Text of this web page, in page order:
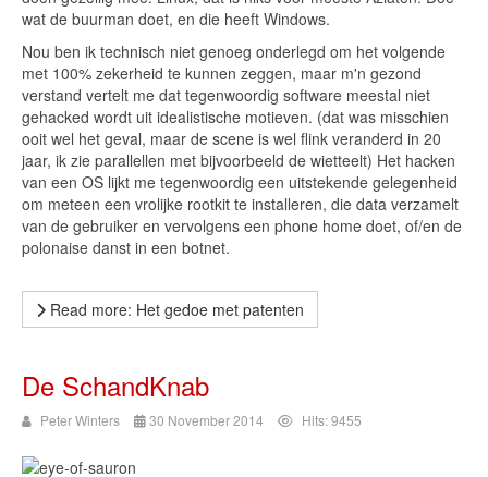
wat de buurman doet, en die heeft Windows.
Nou ben ik technisch niet genoeg onderlegd om het volgende
met 100% zekerheid te kunnen zeggen, maar m'n gezond
verstand vertelt me dat tegenwoordig software meestal niet
gehacked wordt uit idealistische motieven. (dat was misschien
ooit wel het geval, maar de scene is wel flink veranderd in 20
jaar, ik zie parallellen met bijvoorbeeld de wietteelt) Het hacken
van een OS lijkt me tegenwoordig een uitstekende gelegenheid
om meteen een vrolijke rootkit te installeren, die data verzamelt
van de gebruiker en vervolgens een phone home doet, of/en de
polonaise danst in een botnet.
Read more: Het gedoe met patenten
De SchandKnab
Peter Winters 30 November 2014 Hits: 9455